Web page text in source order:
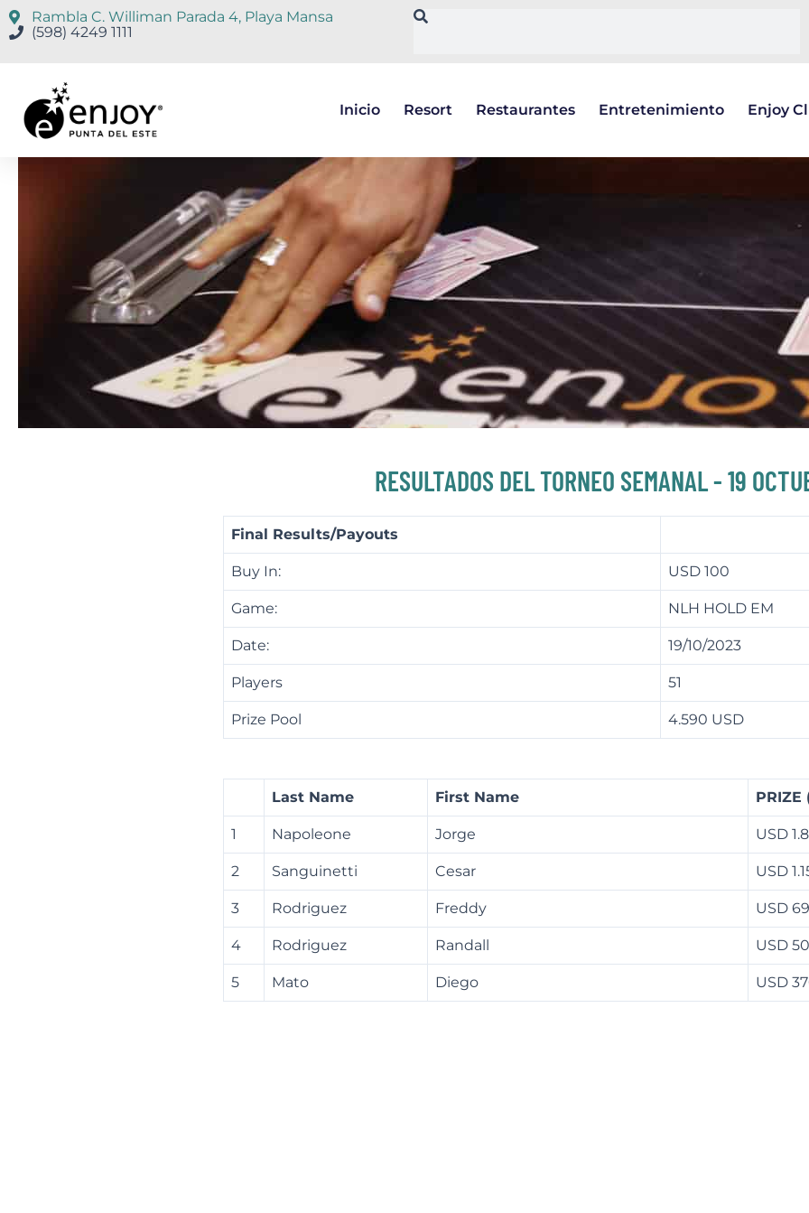
Rambla C. Williman Parada 4, Playa Mansa
(598) 4249 1111
Inicio Resort Restaurantes Entretenimiento Enjoy
RESULTADOS DEL TORNEO SEMANAL - 19
Final Results/Payouts
Buy In: USD 100
Game: NLH HOLD EM
Date: 19/10/2023
Players 51
Prize Pool 4.590 USD
Last Name First Name PRIZE
1 Napoleone Jorge USD
2 Sanguinetti Cesar USD
3 Rodriguez Freddy USD
4 Rodriguez Randall USD
5 Mato Diego USD